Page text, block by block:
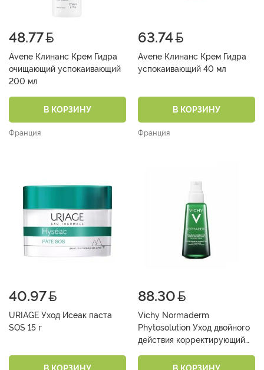
48.77
Avene Клинанс Крем Гидра
очищающий успокаивающий
200 мл
В КОРЗИНУ
Франция
63.74
Avene Клинанс Крем Гидра
успокаивающий 40 мл
В КОРЗИНУ
Франция
40.97
URIAGE Уход Исеак паста
SOS 15 г
88.30
Vichy Normaderm
Phytosolution Уход двойного
действия корректирующий